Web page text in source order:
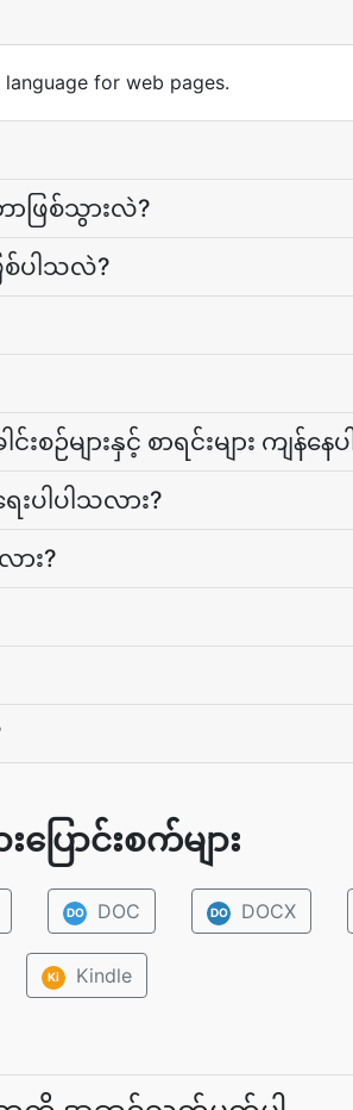
for web pages.
ာဖြစ်သွားလဲ?
စ်ပါသလဲ?
ဉ်များနှင့် စာရင်းများ ကျန်နေ
ပါပါသလား?
ား?
ပြောင်းစက်များ
DO DOC DO DOCX
Ki Kindle